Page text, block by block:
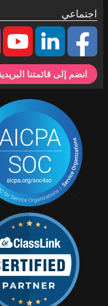
اجتماعي
انضم إلى قائمتنا البريدية